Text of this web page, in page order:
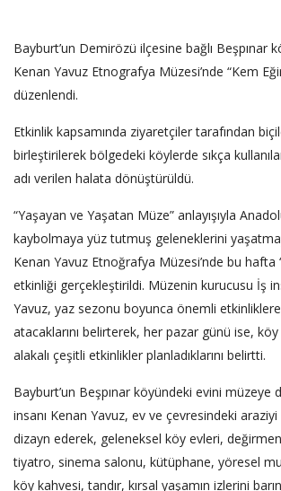
Bayburt’un Demirözü ilçesine bağlı Beşpınar
Kenan Yavuz Etnografya Müzesi’nde “Kem
düzenlendi.
Etkinlik kapsamında ziyaretçiler tarafından
birleştirilerek bölgedeki köylerde sıkça
adı verilen halata dönüştürüldü.
“Yaşayan ve Yaşatan Müze” anlayışıyla
kaybolmaya yüz tutmuş geleneklerini
Kenan Yavuz Etnoğrafya Müzesi’nde bu hafta
etkinliği gerçekleştirildi. Müzenin kurucusu İş
Yavuz, yaz sezonu boyunca önemli
atacaklarını belirterek, her pazar günü ise,
alakalı çeşitli etkinlikler planladıklarını belirtti.
Bayburt’un Beşpınar köyündeki evini müzeye
insanı Kenan Yavuz, ev ve çevresindeki
dizayn ederek, geleneksel köy evleri,
tiyatro, sinema salonu, kütüphane, yöresel
köy kahvesi, tandır, kırsal yaşamın izlerini